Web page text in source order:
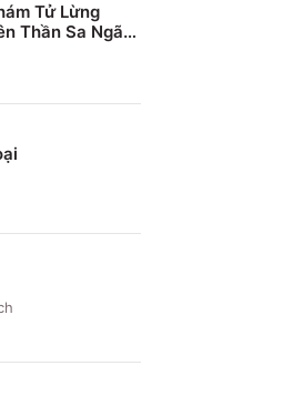
Tử Lừng
Thần Sa Ngã